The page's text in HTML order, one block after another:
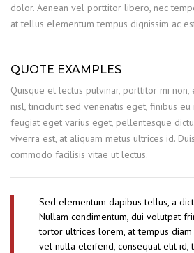
dolor. Aenean vel porttitor libero, nec
at tellus elementum tempus dignissim ac
QUOTE EXAMPLES
Quisque et lectus pulvinar, porttitor mi
nisl, tincidunt sed venenatis eget, finibus eu
feugiat eget varius eget, pellentesque
viverra est, at aliquam metus ultrices id.
commodo facilisis vitae ut lectus.
Sed elementum dapibus tellus, a
Nullam condimentum, dui volutpat
tortor ultrices lorem, at tempus
vel nulla eleifend, consequat elit id,